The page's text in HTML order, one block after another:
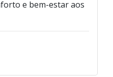
e bem-estar aos